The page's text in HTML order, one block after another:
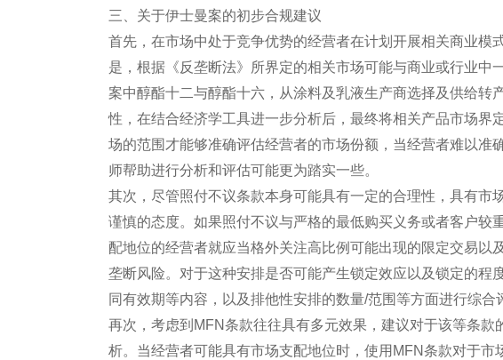
三、关于伊士曼案的初步合规建议
首先，在市场中处于竞争优势的经营者在计划开展相关商业模
是，根据《反垄断法》所界定的相关市场可能与商业或行业中
案中醇酯十二与醇酯十六，从涂料及乳液生产商选择及供给转
性，在结合经济学工具进一步分析后，最终将相关产品市场界
场的范围才能够准确评估经营者的市场份额，当经营者难以准
师帮助进行分析和评估可能更为踏实一些。
其次，尽管照付不议条款本身可能具有一定的合理性，具有市
谨慎的态度。如果照付不议与严格的最低购买义务或者客户较
配地位的经营者就应当格外关注高比例可能出现的限定交易以
垄断风险。对于这种安排是否可能产生锁定效应以及锁定的程
同有效期等内容，以及排他性安排的数量/范围等方面进行综合
再次，考虑到MFN条款往往具有多元效果，建议对于该等条
析。当经营者可能具有市场支配地位时，使用MFN条款对于